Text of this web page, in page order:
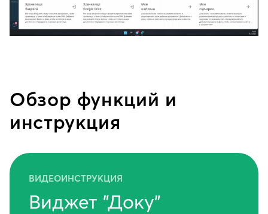
Обзор функций и
инструкция
ВИДЕОИНСТРУКЦИЯ
Виджет "Доку"